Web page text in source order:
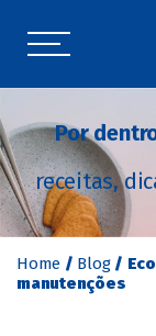
Por
receitas,
Home / Blog /
manutenções